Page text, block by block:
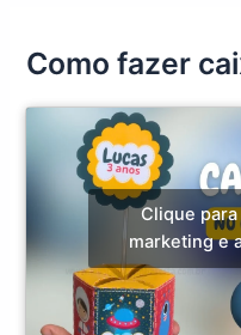
Como fazer
Clique
marketing e